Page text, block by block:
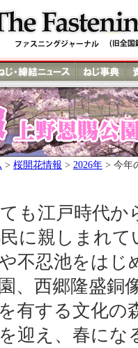
> 桜開花情報 > 2026年 > 今年
も江戸時代か
に親しまれ
不忍池をはじ
、西郷隆盛銅
有する文化の
迎え、春にな